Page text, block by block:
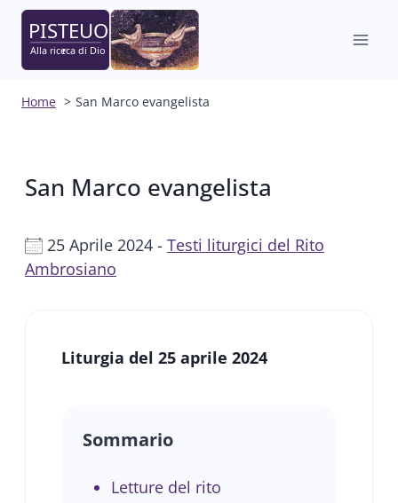
Salta
contenuto
Home San Marco evangelista
San Marco evangelista
25 Aprile 2024 - Testi liturgici del Rito
Ambrosiano
Liturgia del 25 aprile 2024
Sommario
Letture del rito